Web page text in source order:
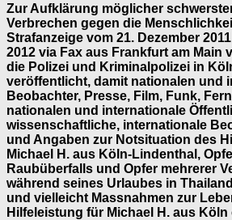
Zur Aufklärung möglicher
Verbrechen gegen die
Strafanzeige vom 21. Dezember
2012 via Fax aus Frankfurt am Main
die Polizei und Kriminalpolizei in
veröffentlicht, damit nationalen und
Beobachter, Presse, Film, Funk,
nationalen und internationale
wissenschaftliche, internationale
und Angaben zur Notsituation des
Michael H. aus Köln-Lindenthal,
Raubüberfalls und Opfer mehrerer
während seines Urlaubes in
und vielleicht Massnahmen zur
Hilfeleistung für Michael H. aus